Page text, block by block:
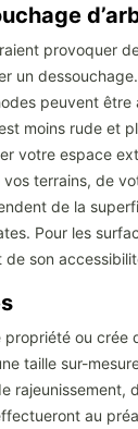
provoquer
un
peuvent être
moins rude et
votre espace
terrains, de
de la
Pour les
son
ou crée
taille sur-
rajeunissement,
au